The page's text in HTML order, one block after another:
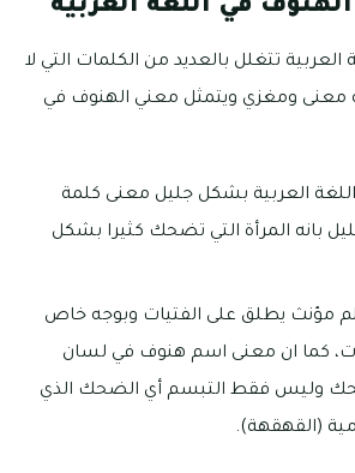
في اللغة العربية
تتغلل بالعديد من الكلمات التي لا
معنى ومغزي ويتمثل معني الهنوف في
العربية بشكل جليل معنى كلمة
بانه المرأة التي تضحك كثيرا بشكل
مؤنث يطلق على الفتيات وبوجه خاص
كما ان معنى اسم هنوف في لسان
وليس فقط التبسم أي الضحك الذي
(القهقهة).